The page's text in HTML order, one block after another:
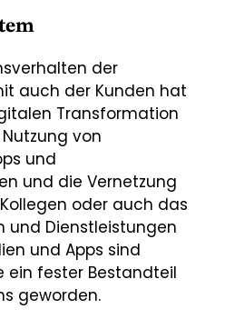
der
auch der Kunden hat
Transformation
von
und
und die Vernetzung
oder auch das
und Dienstleistungen
und Apps sind
ein fester Bestandteil
geworden.